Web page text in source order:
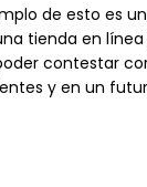
de esto es
tienda en
contestar
y en un